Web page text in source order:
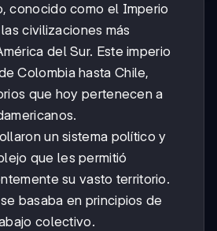
conocido como el Imperio
civilizaciones más
del Sur. Este imperio
Colombia hasta Chile,
que hoy pertenecen a
un sistema político y
que les permitió
su vasto territorio.
basaba en principios de
colectivo.